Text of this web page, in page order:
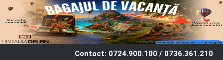
Contact: 0724.900.100 / 0736.361.210